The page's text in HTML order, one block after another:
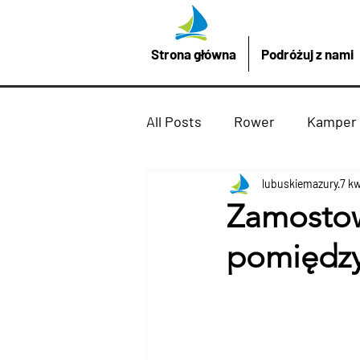
Strona główna Podróżuj z nami
All Posts Rower Kamper
Promocje z LubuskieMazury
Imprezy atrakcje
lubuskiemazury7